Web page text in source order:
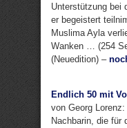
Unterstützung bei
er begeistert
Muslima Ayla
Wanken … (254
(Neuedition) –
Endlich 50 mit
von Georg
Nachbarin, die für